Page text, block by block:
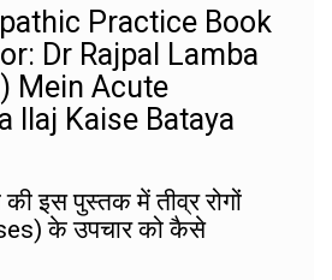
Practice Book
Dr Rajpal Lamba
Mein Acute
Ilaj Kaise Bataya
की इस पुस्तक में तीव्र रोगों
के उपचार को कैसे